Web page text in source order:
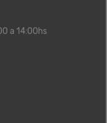
a 14:00hs